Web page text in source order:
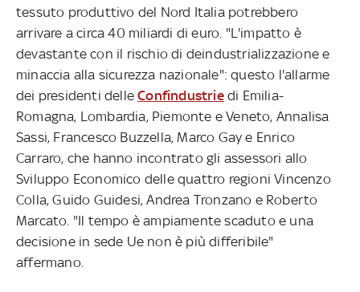
tessuto produttivo del Nord Italia potrebbero
arrivare a circa 40 miliardi di euro. "L'impatto è
devastante con il rischio di deindustrializzazione e
minaccia alla sicurezza nazionale": questo l'allarme
dei presidenti delleConfindustriedi Emilia-
Romagna, Lombardia, Piemonte e Veneto, Annalisa
Sassi, Francesco Buzzella, Marco Gay e Enrico
Carraro, che hanno incontrato gli assessori allo
Sviluppo Economico delle quattro regioni Vincenzo
Colla, Guido Guidesi, Andrea Tronzano e Roberto
Marcato. "Il tempo è ampiamente scaduto e una
decisione in sede Ue non è più differibile"
affermano.